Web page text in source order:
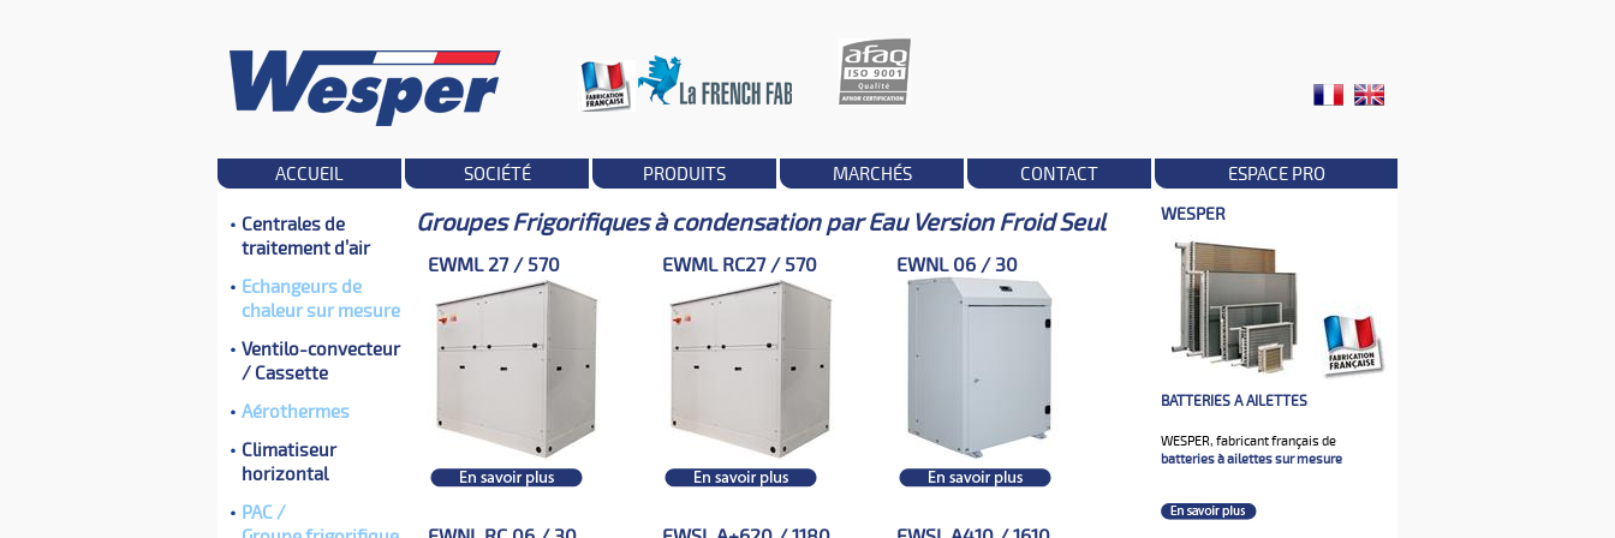
ACCUEIL SOCIÉTÉ PRODUITS MARCHÉS CONTACT ESPACE PRO
Centrales de
traitement d’air
Echangeurs de
chaleur sur mesure
Ventilo-convecteur
/ Cassette
Aérothermes
Climatiseur
horizontal
PAC /
Groupes Frigorifiques à condensation par Eau Version Froid Seul
EWML 27 / 570 EWML RC27 / 570 EWNL 06 / 30
WESPER
BATTERIES A AILETTES
WESPER, fabricant français de
batteries à ailettes sur mesure